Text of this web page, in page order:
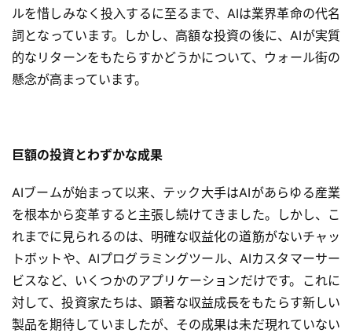
ルを惜しみなく投入するに至るまで、AIは業界革命の代名
詞となっています。しかし、高額な投資の後に、AIが実質
的なリターンをもたらすかどうかについて、ウォール街の
懸念が高まっています。
巨額の投資とわずかな成果
AIブームが始まって以来、テック大手はAIがあらゆる産業
を根本から変革すると主張し続けてきました。しかし、こ
れまでに見られるのは、明確な収益化の道筋がないチャッ
トボットや、AIプログラミングツール、AIカスタマーサー
ビスなど、いくつかのアプリケーションだけです。これに
対して、投資家たちは、顕著な収益成長をもたらす新しい
製品を期待していましたが、その成果は未だ現れていない